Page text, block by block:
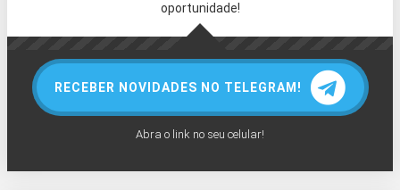
oportunidade!
RECEBER NOVIDADES NO TELEGRAM!
Abra o link no seu celular!